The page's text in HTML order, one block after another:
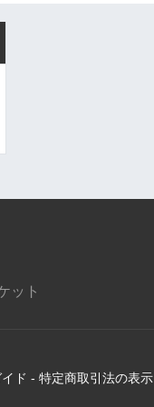
ット
ド - 特定商取引法の表示